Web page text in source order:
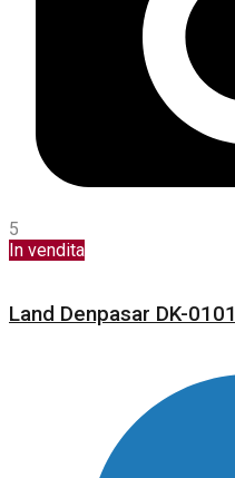
5
In vendita
Land Denpasar DK-0101